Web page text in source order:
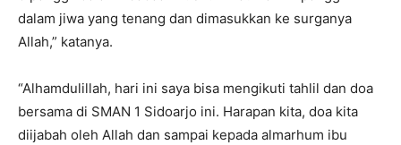
dalam jiwa yang tenang dan dimasukkan ke surganya
Allah,” katanya.
“Alhamdulillah, hari ini saya bisa mengikuti tahlil dan doa
bersama di SMAN 1 Sidoarjo ini. Harapan kita, doa kita
diijabah oleh Allah dan sampai kepada almarhum ibu